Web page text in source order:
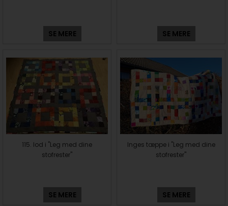
SE MERE SE MERE
115. lod i "Leg med dine
stofrester"
SE MERE
Inges tæppe i "Leg med dine
stofrester"
SE MERE